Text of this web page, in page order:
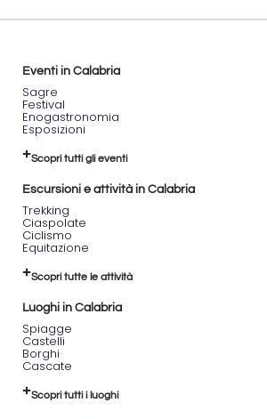
Eventi in Calabria
Sagre
Festival
Enogastronomia
Esposizioni
Scopri tutti gli eventi
Escursioni e attività in Calabria
Trekking
Ciaspolate
Ciclismo
Equitazione
Scopri tutte le attività
Luoghi in Calabria
Spiagge
Castelli
Borghi
Cascate
Scopri tutti i luoghi